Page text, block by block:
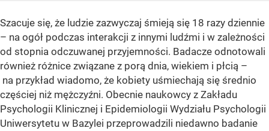
Szacuje się, że ludzie zazwyczaj śmieją się 18 razy dziennie
– na ogół podczas interakcji z innymi ludźmi i w zależności
od stopnia odczuwanej przyjemności. Badacze odnotowali
również różnice związane z porą dnia, wiekiem i płcią –
na przykład wiadomo, że kobiety uśmiechają się średnio
częściej niż mężczyźni. Obecnie naukowcy z Zakładu
Psychologii Klinicznej i Epidemiologii Wydziału Psychologii
Uniwersytetu w Bazylei przeprowadzili niedawno badanie